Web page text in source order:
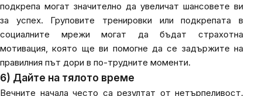
подкрепа могат значително да увеличат шансовете ви
за успех. Груповите тренировки или подкрепата в
социалните мрежи могат да бъдат страхотна
мотивация, която ще ви помогне да се задържите на
правилния път дори в по-трудните моменти.
6) Дайте на тялото време
Вечните начала често са резултат от нетърпеливост.